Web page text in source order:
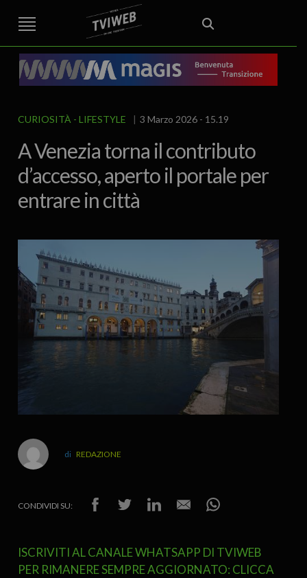
STREET TG CRONACA VENETO
VICENZA E PROVINCIA
AREA BERICA
ECONOMIA ATTUALITA’ POLITICA
EDITORIALE ITALIA E MONDO CURIOSITÀ – LIFESTYLE
CULTURA ARTE
SPORT
IL GRAFFIO FOOD & DRINK
CURIOSITÀ - LIFESTYLE 3 Marzo 2026 - 15.19
A Venezia torna il contributo
d’accesso, aperto il portale per
entrare in città
REDAZIONE
CONDIVIDI SU:
ISCRIVITI AL CANALE WHATSAPP DI TVIWEB
PER RIMANERE SEMPRE AGGIORNATO: CLICCA